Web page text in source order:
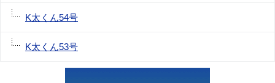
K太くん54号
K太くん53号